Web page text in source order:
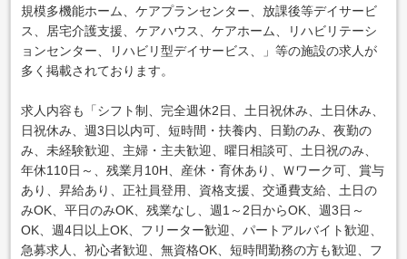
規模多機能ホーム、ケアプランセンター、放課後等デイサービ
ス、居宅介護支援、ケアハウス、ケアホーム、リハビリテーシ
ョンセンター、リハビリ型デイサービス、」等の施設の求人が
多く掲載されております。
求人内容も「シフト制、完全週休2日、土日祝休み、土日休み、
日祝休み、週3日以内可、短時間・扶養内、日勤のみ、夜勤の
み、未経験歓迎、主婦・主夫歓迎、曜日相談可、土日祝のみ、
年休110日～、残業月10H、産休・育休あり、Ｗワーク可、賞与
あり、昇給あり、正社員登用、資格支援、交通費支給、土日の
みOK、平日のみOK、残業なし、週1～2日からOK、週3日～
OK、週4日以上OK、フリーター歓迎、パートアルバイト歓迎、
急募求人、初心者歓迎、無資格OK、短時間勤務の方も歓迎、フ